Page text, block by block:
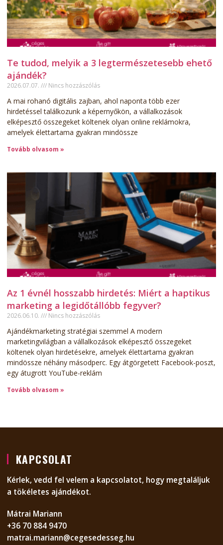
Te tudod, melyik a 3 legtermészetesebb ehető
ajándék?
2026.07.07. Nincs hozzászólás
A mai rohanó digitális zajban, ahol naponta több ezer
hirdetéssel találkozunk a képernyőkön, a vállalkozások
elképesztő összegeket költenek olyan online reklámokra,
amelyek élettartama gyakran mindössze
Tovább olvasom »
Az 1 évnél hosszabb hirdetés: Miért a haptikus
marketing a legidőtállóbb fegyver?
2026.06.10. Nincs hozzászólás
Ajándékmarketing stratégiai szemmel A modern
marketingvilágban a vállalkozások elképesztő összegeket
költenek olyan hirdetésekre, amelyek élettartama gyakran
mindössze néhány másodperc. Egy átgörgetett Facebook-poszt,
egy átugrott YouTube-reklám
Tovább olvasom »
KAPCSOLAT
Kérlek, vedd fel velem a kapcsolatot, hogy megtaláljuk
a tökéletes ajándékot.
Mátrai Mariann
+36 70 884 9470
matrai.mariann@cegesedesseg.hu